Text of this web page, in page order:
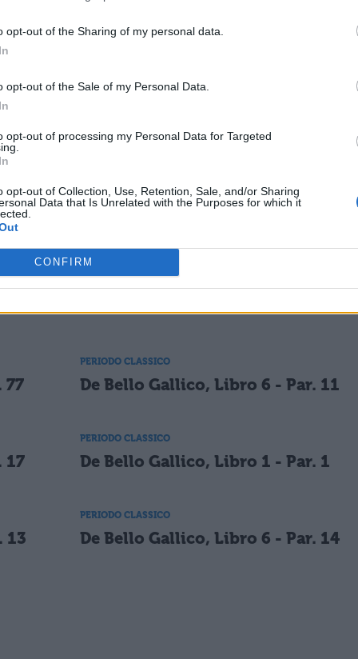
opt-out of the Sharing of my personal data.
opt-out of the Sale of my Personal Data.
opt-out of processing my Personal Data for Targeted
opt-out of Collection, Use, Retention, Sale, and/or Sharing
Data that Is Unrelated with the Purposes for which it
CONFIRM
neppure da piccoli possono abitarsi agli
delle corna, la figura e l’aspetto
bovini.
ricercate, le coprono di argento sugli orli e le
fastosi.
PERIODO CLASSICO
De Bello Gallico, Libro 1 - Par. 12
77
PERIODO CLASSICO
De Bello Gallico, Libro 6 - Par. 11
17
PERIODO CLASSICO
De Bello Gallico, Libro 1 - Par. 1
13
PERIODO CLASSICO
De Bello Gallico, Libro 6 - Par. 14